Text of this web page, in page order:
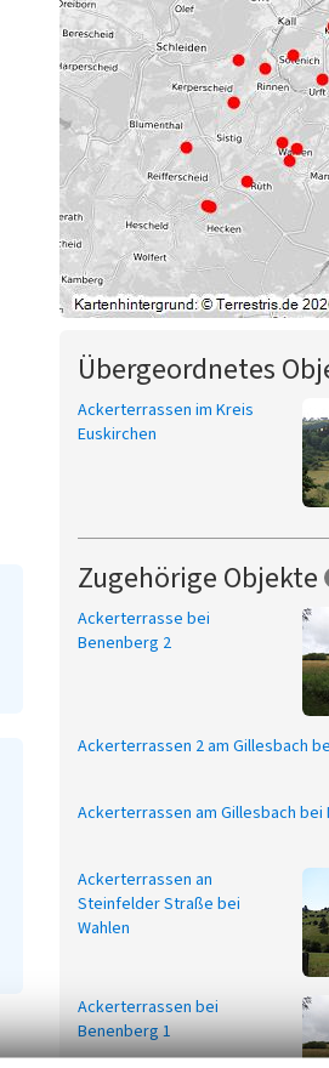
Übergeordnetes
Ackerterrassen im Kreis
Euskirchen
Zugehörige Objekte
Ackerterrasse bei
Benenberg 2
Ackerterrassen 2 am Gillesbach
Ackerterrassen am Gillesbach bei
Ackerterrassen an
Steinfelder Straße bei
Wahlen
Ackerterrassen bei
Benenberg 1